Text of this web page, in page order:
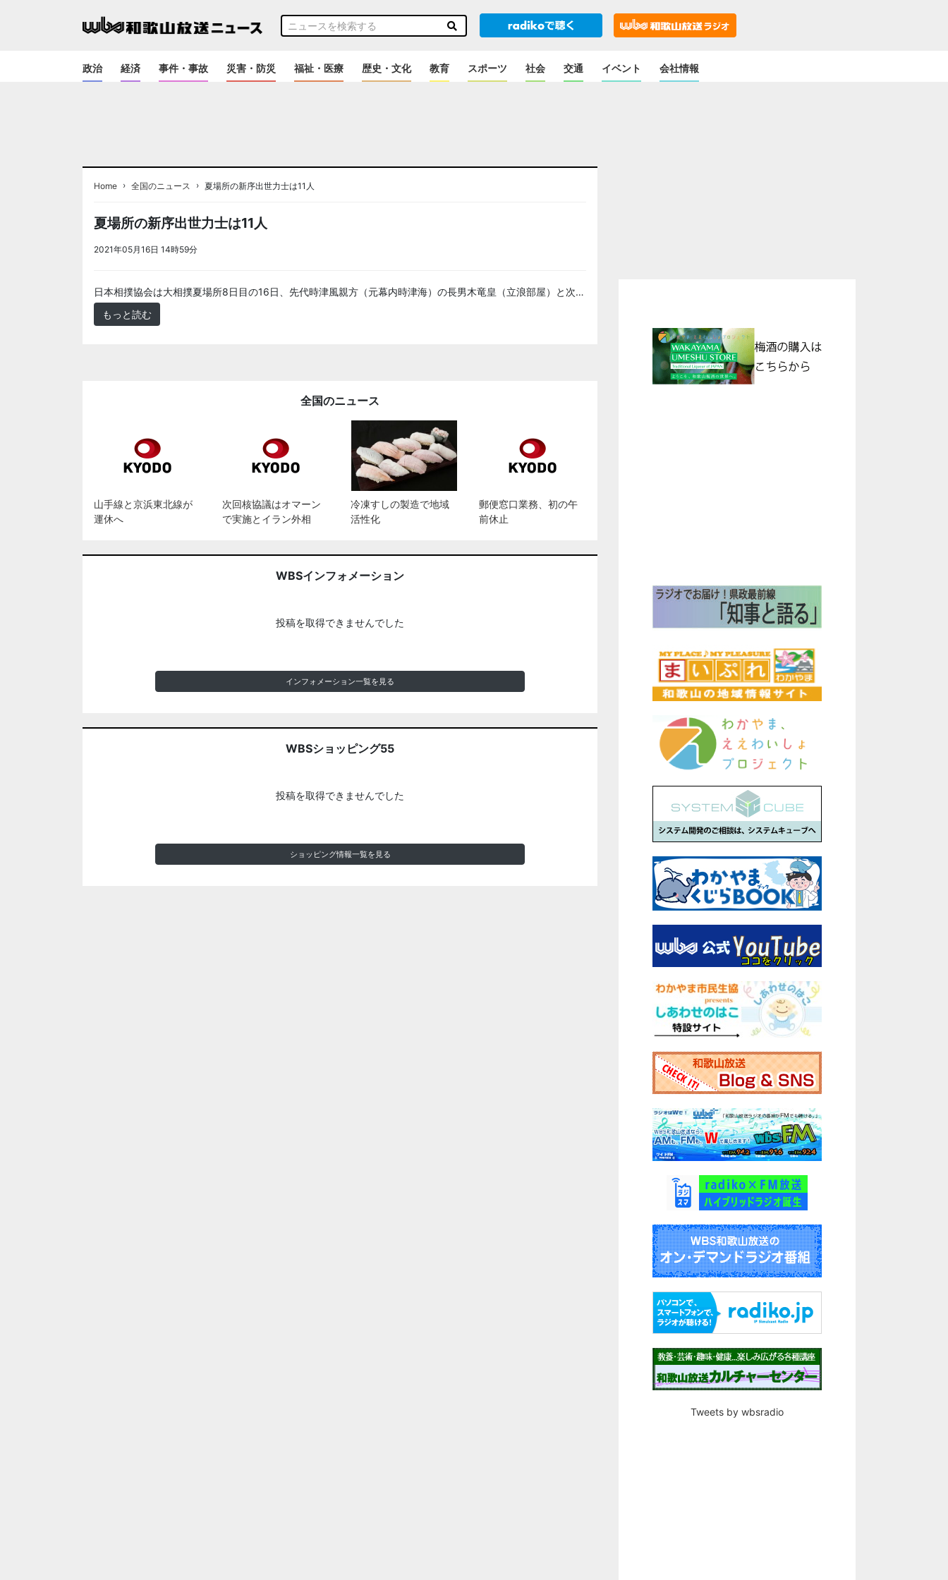
政治 経済 事件・事故 災害・防災 福祉・医療 歴史・文化 教育 スポーツ 社会 交通 イベント 会社情報
Home › 全国のニュース › 夏場所の新序出世力士は11人
夏場所の新序出世力士は11人
2021年05月16日 14時59分
日本相撲協会は大相撲夏場所8日目の16日、先代時津風親方（元幕内時津海）の長男木竜皇（立浪部屋）と次…
もっと読む
全国のニュース
山手線と京浜東北線が
運休へ
次回核協議はオマーン
で実施とイラン外相
冷凍すしの製造で地域
活性化
郵便窓口業務、初の午
前休止
WBSインフォメーション
投稿を取得できませんでした
インフォメーション一覧を見る
WBSショッピング55
投稿を取得できませんでした
ショッピング情報一覧を見る
Tweets by wbsradio